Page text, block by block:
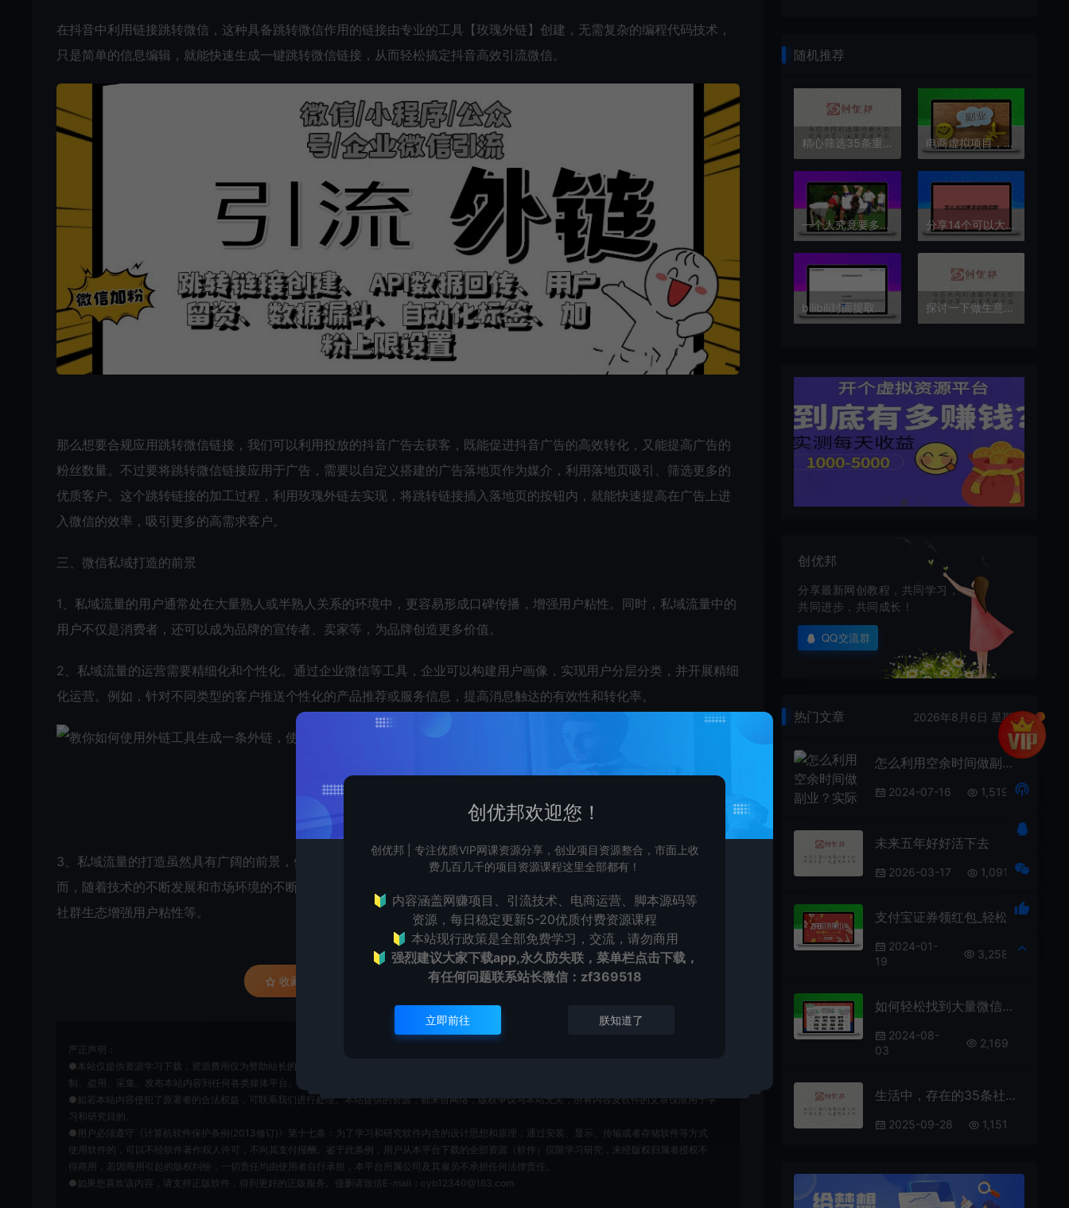
在抖音中利用链接跳转微信，这种具备跳转微信作用的链接由专业的工具【玫瑰外链】创建，无需复杂的编程代码技术，
只是简单的信息编辑，就能快速生成一键跳转微信链接，从而轻松搞定抖音高效引流微信。
那么想要合规应用跳转微信链接，我们可以利用投放的抖音广告去获客，既能促进抖音广告的高效转化，又能提高广告的
粉丝数量。不过要将跳转微信链接应用于广告，需要以自定义搭建的广告落地页作为媒介，利用落地页吸引、筛选更多的
优质客户。这个跳转链接的加工过程，利用玫瑰外链去实现，将跳转链接插入落地页的按钮内，就能快速提高在广告上进
入微信的效率，吸引更多的高需求客户。
三、微信私域打造的前景
1、私域流量的用户通常处在大量熟人或半熟人关系的环境中，更容易形成口碑传播，增强用户粘性。同时，私域流量中的
用户不仅是消费者，还可以成为品牌的宣传者、卖家等，为品牌创造更多价值。
2、私域流量的运营需要精细化和个性化。通过企业微信等工具，企业可以构建用户画像，实现用户分层分类，并开展精细
化运营。例如，针对不同类型的客户推送个性化的产品推荐或服务信息，提高消息触达的有效性和转化率。
3、私域流量的打造虽然具有广阔的前景，但也面临着一些挑战，如如何有效吸引和留住用户、如何提高用户参与度等。然
而，随着技术的不断发展和市场环境的不断变化，私域流量也带来了新的机遇，如通过人工智能技术提升运营效率、通过
社群生态增强用户粘性等。
收藏 (0) 点赞 (0)
严正声明：
●本站仅提供资源学习下载，资源费用仅为赞助站长的整理费，不代表资源自身价值也不包含任何服务。任何个人或组织，在未征得本站同意时，禁止复
制、盗用、采集、发布本站内容到任何各类媒体平台。
●如若本站内容侵犯了原著者的合法权益，可联系我们进行处理。本站提供的资源，都来自网络，版权争议与本站无关，所有内容及软件的文章仅限用于学
习和研究目的。
●用户必须遵守《计算机软件保护条例(2013修订)》第十七条：为了学习和研究软件内含的设计思想和原理，通过安装、显示、传输或者存储软件等方式
使用软件的，可以不经软件著作权人许可，不向其支付报酬。鉴于此条例，用户从本平台下载的全部资源（软件）仅限学习研究，未经版权归属者授权不
得商用，若因商用引起的版权纠纷，一切责任均由使用者自行承担，本平台所属公司及其雇员不承担任何法律责任。
●如果您喜欢该内容，请支持正版软件，得到更好的正版服务。侵删请致信E-mail：cyb12340@163.com
随机推荐
精心筛选35条重要的人生建议 电商虚拟项目，月入几万的玩法分享
一个人究竟要多狠才能成功？ 分享14个可以大量找微信群的方法
探讨一下做生意忌讳什么？
创优邦
分享最新网创教程，共同学习，
共同进步，共同成长！
QQ交流群
热门文章 2026年8月6日 星期四
怎么利用空余时间做副业？实际一点的？
2024-07-16 1,519
未来五年好好活下去
2026-03-17 1,091
支付宝证券领红包_轻松0撸100+，一人一次（24.1.18新增）
2024-01-
19
3,258
如何轻松找到大量微信群来拓展人脉
2024-08-
03
2,169
生活中，存在的35条社会“潜规则”
2025-09-28 1,151
创优邦欢迎您！
创优邦 | 专注优质VIP网课资源分享，创业项目资源整合，市面上收
费几百几千的项目资源课程这里全部都有！
🔰 内容涵盖网赚项目、引流技术、电商运营、脚本源码等
资源，每日稳定更新5-20优质付费资源课程
🔰 本站现行政策是全部免费学习，交流，请勿商用
🔰 强烈建议大家下载app,永久防失联，菜单栏点击下载，
有任何问题联系站长微信：zf369518
立即前往 朕知道了